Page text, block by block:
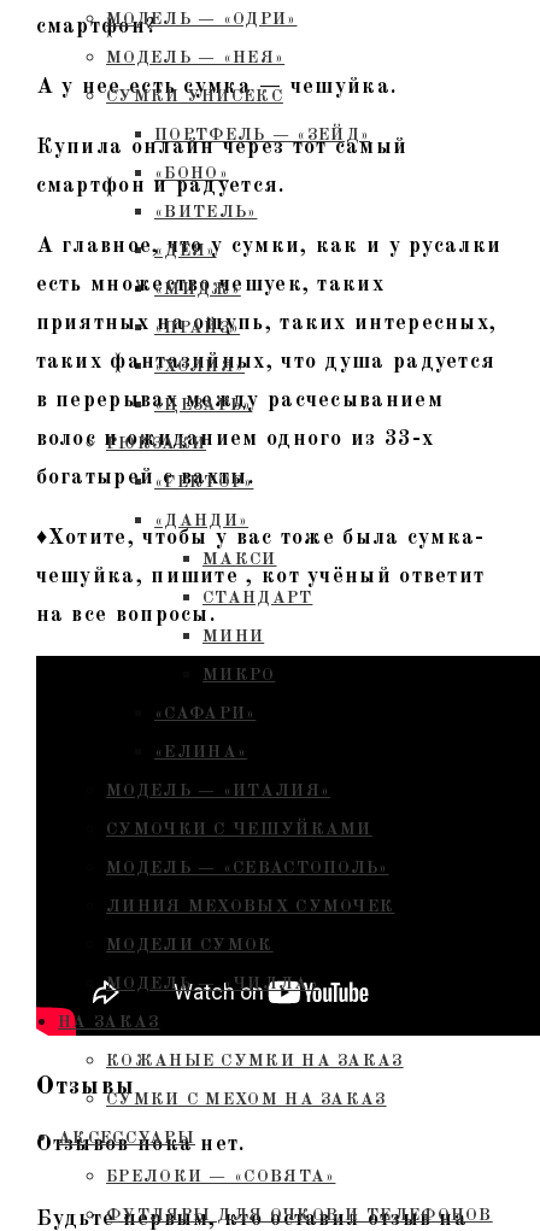
МОДЕЛЬ — «ОДРИ»
МОДЕЛЬ — «НЕЯ»
СУМКИ УНИСЕКС
ПОРТФЕЛЬ — «ЗЕЙД»
«БОНО»
«ВИТЕЛЬ»
«ДЕЯ»
«МИДЖ»
«ПРАЙЗ»
«ХОЛИЯ»
«ЦЕЗАРЬ»
РЮКЗАКИ
«ГЕКТОР»
«ДАНДИ»
МАКСИ
СТАНДАРТ
МИНИ
МИКРО
«САФАРИ»
«ЕЛИНА»
МОДЕЛЬ — «ИТАЛИЯ»
СУМОЧКИ С ЧЕШУЙКАМИ
МОДЕЛЬ — «СЕВАСТОПОЛЬ»
ЛИНИЯ МЕХОВЫХ СУМОЧЕК
МОДЕЛИ СУМОК
МОДЕЛЬ — «ЧИЛЛА»
НА ЗАКАЗ
КОЖАНЫЕ СУМКИ НА ЗАКАЗ
СУМКИ С МЕХОМ НА ЗАКАЗ
АКСЕССУАРЫ
БРЕЛОКИ — «СОВЯТА»
ФУТЛЯРЫ ДЛЯ ОЧКОВ И ТЕЛЕФОНОВ
смартфон?
А у нее есть сумка — чешуйка.
Купила онлайн через тот самый
смартфон и радуется.
А главное, что у сумки, как и у русалки
есть множество чешуек, таких
приятных на ощупь, таких интересных,
таких фантазийных, что душа радуется
в перерывах между расчесыванием
волос и ожиданием одного из 33-х
богатырей с вахты.
♦Хотите, чтобы у вас тоже была сумка-
чешуйка, пишите , кот учёный ответит
на все вопросы.
Отзывы
Отзывов пока нет.
Будьте первым, кто оставил отзыв на